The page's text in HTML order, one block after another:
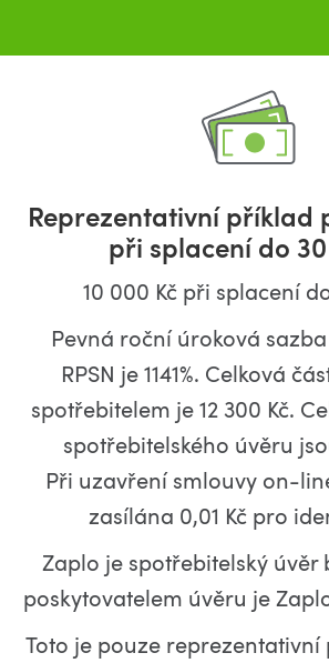
Reprezentativní příklad
při splacení do
10 000 Kč při splacení
Pevná roční úroková sazba
RPSN je 1141%. Celková
spotřebitelem je 12 300 Kč.
spotřebitelského úvěru
Při uzavření smlouvy on-
zasílána 0,01 Kč pro
Zaplo je spotřebitelský úvěr
poskytovatelem úvěru je
Toto je pouze reprezentativní